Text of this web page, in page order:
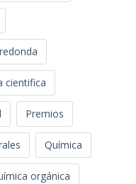
cientifica
Premios
Química
orgánica